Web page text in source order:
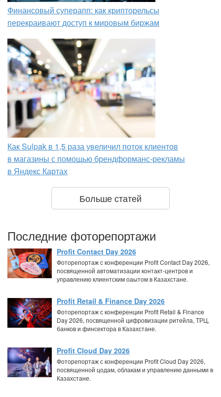
Финансовый суперапп: как крипторельсы
перекраивают доступ к мировым биржам
Как Sulpak в 1,5 раза увеличил поток клиентов
в магазины с помощью брендформанс-рекламы
в Яндекс Картах
Больше статей
Последние фоторепортажи
Profit Contact Day 2026
Фоторепортаж с конференции Profit Contact Day 2026,
посвященной автоматизации контакт-центров и
управлению клиентским оаытом в Казахстане.
Profit Retail & Finance Day 2026
Фоторепортаж с конференции Profit Retail & Finance
Day 2026, посвященной цифровизации ритейла, ТРЦ,
банков и финсектора в Казахстане.
Profit Cloud Day 2026
Фоторепортаж с конференции Profit Cloud Day 2026,
посвященной цодам, облакам и управлению данными в
Казахстане.